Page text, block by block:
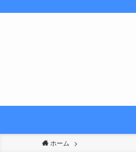
ホーム